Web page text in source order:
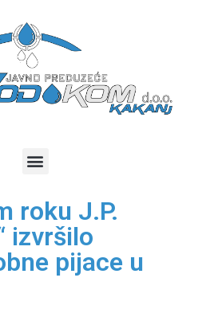
roku J.P.
izvršilo
pijace u